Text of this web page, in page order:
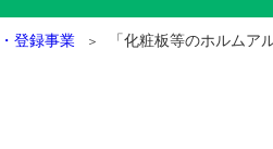
登録事業 「化粧板等のホルムア